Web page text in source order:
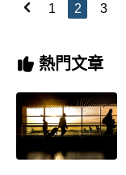
1 2 3
熱門文章